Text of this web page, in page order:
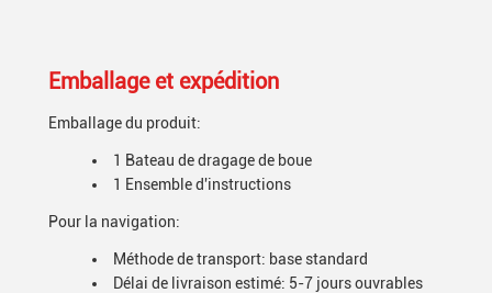
Emballage et expédition
Emballage du produit:
1 Bateau de dragage de boue
1 Ensemble d'instructions
Pour la navigation:
Méthode de transport: base standard
Délai de livraison estimé: 5-7 jours ouvrables